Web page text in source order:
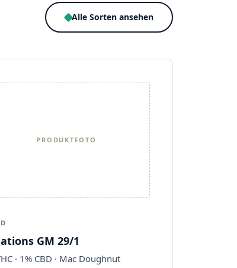
Alle Sorten ansehen
PRODUKTFOTO
GM 29/1
· 1% CBD · Mac Doughnut